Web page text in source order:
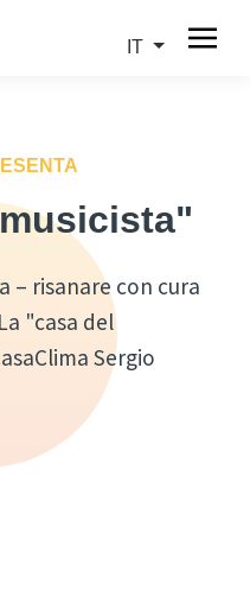
IT
– risanare con cura
"casa del
Sergio